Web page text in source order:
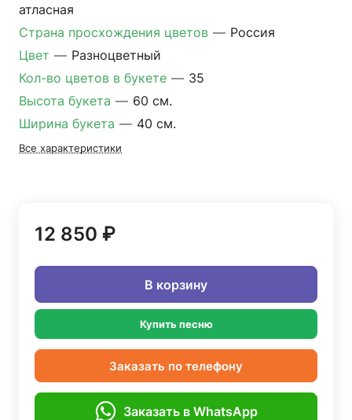
атласная
Страна просхождения цветов — Россия
Цвет — Разноцветный
Кол-во цветов в букете — 35
Высота букета — 60 см.
Ширина букета — 40 см.
Все характеристики
12 850 ₽
В корзину
Купить песню
Заказать по телефону
Заказать в WhatsApp